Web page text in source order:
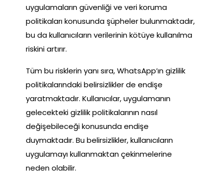
uygulamaların güvenliği ve veri koruma
politikaları konusunda şüpheler bulunmaktadır,
bu da kullanıcıların verilerinin kötüye kullanılma
riskini artırır.
Tüm bu risklerin yanı sıra, WhatsApp’ın gizlilik
politikalarındaki belirsizlikler de endişe
yaratmaktadır. Kullanıcılar, uygulamanın
gelecekteki gizlilik politikalarının nasıl
değişebileceği konusunda endişe
duymaktadır. Bu belirsizlikler, kullanıcıların
uygulamayı kullanmaktan çekinmelerine
neden olabilir.